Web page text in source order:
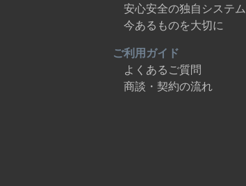
安心安全の独自システム
今あるものを大切に
ご利用ガイド
よくあるご質問
商談・契約の流れ